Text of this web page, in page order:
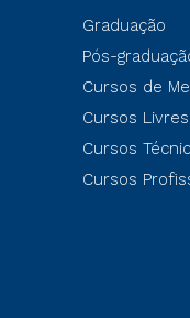
Graduação
Pós-
Cursos de
Cursos Livres
Cursos
Cursos